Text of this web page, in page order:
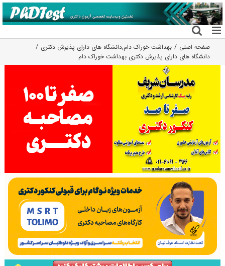
رفتن
به
محتوا
صفحه اصلی بهداشت خوراک دام,دانشگاه های دارای پذیرش دکتری
دانشگاه های دارای پذیرش دکتری ﺑﻬﺪاﺷﺖ ﺧﻮراک دام